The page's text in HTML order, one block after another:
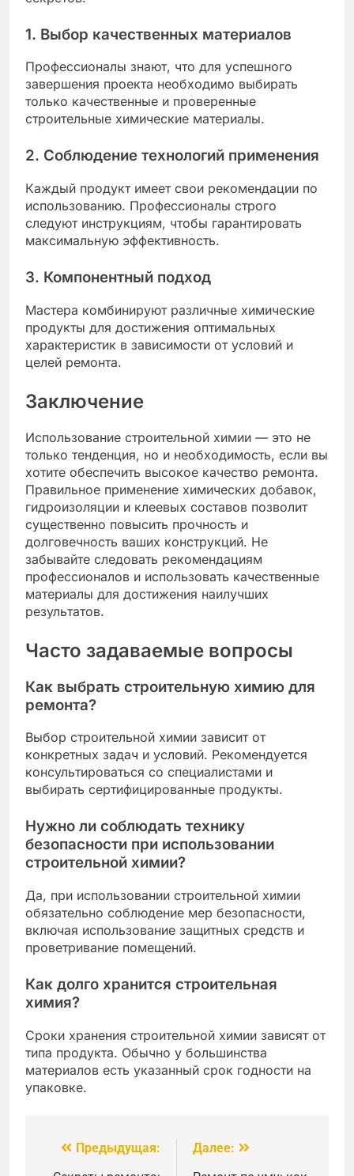
1. Выбор качественных материалов
Профессионалы знают, что для успешного
завершения проекта необходимо выбирать
только качественные и проверенные
строительные химические материалы.
2. Соблюдение технологий применения
Каждый продукт имеет свои рекомендации по
использованию. Профессионалы строго
следуют инструкциям, чтобы гарантировать
максимальную эффективность.
3. Компонентный подход
Мастера комбинируют различные химические
продукты для достижения оптимальных
характеристик в зависимости от условий и
целей ремонта.
Заключение
Использование строительной химии — это не
только тенденция, но и необходимость, если вы
хотите обеспечить высокое качество ремонта.
Правильное применение химических добавок,
гидроизоляции и клеевых составов позволит
существенно повысить прочность и
долговечность ваших конструкций. Не
забывайте следовать рекомендациям
профессионалов и использовать качественные
материалы для достижения наилучших
результатов.
Часто задаваемые вопросы
Как выбрать строительную химию для
ремонта?
Выбор строительной химии зависит от
конкретных задач и условий. Рекомендуется
консультироваться со специалистами и
выбирать сертифицированные продукты.
Нужно ли соблюдать технику
безопасности при использовании
строительной химии?
Да, при использовании строительной химии
обязательно соблюдение мер безопасности,
включая использование защитных средств и
проветривание помещений.
Как долго хранится строительная
химия?
Сроки хранения строительной химии зависят от
типа продукта. Обычно у большинства
материалов есть указанный срок годности на
упаковке.
Навигация
Предыдущая:
Далее: